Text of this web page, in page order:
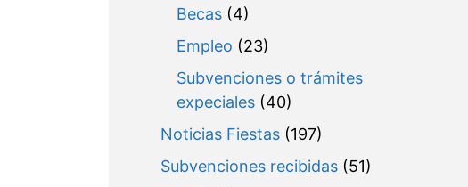
Becas(4)
Empleo (23)
Subvenciones o trámites
expeciales(40)
Noticias Fiestas(197)
Subvenciones recibidas(51)